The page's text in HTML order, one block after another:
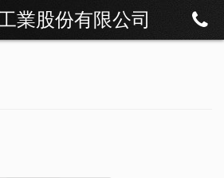
業股份有限公司